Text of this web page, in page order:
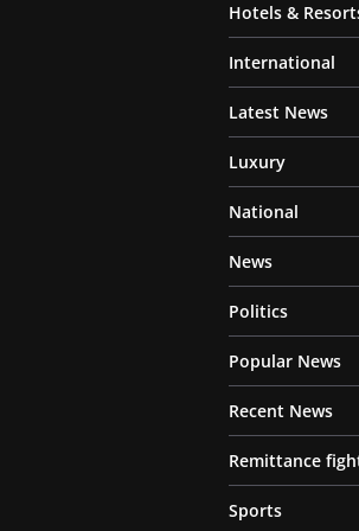
Hotels &
International
Latest News
Luxury
National
News
Politics
Popular News
Recent News
Remittance
Sports